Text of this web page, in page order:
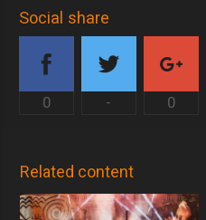
Social share
0 - 0
Related content